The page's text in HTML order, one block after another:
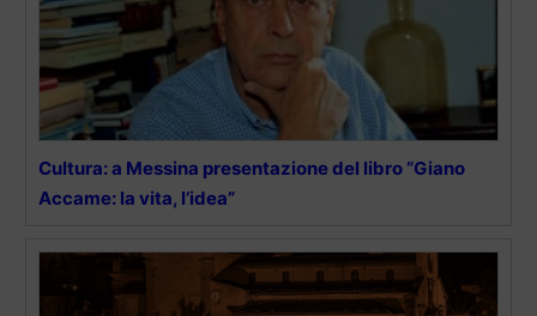
Cultura: a Messina presentazione del libro “Giano
Accame: la vita, l’idea”